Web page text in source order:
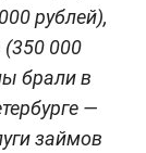
рублей),
000
брали в
—
займов